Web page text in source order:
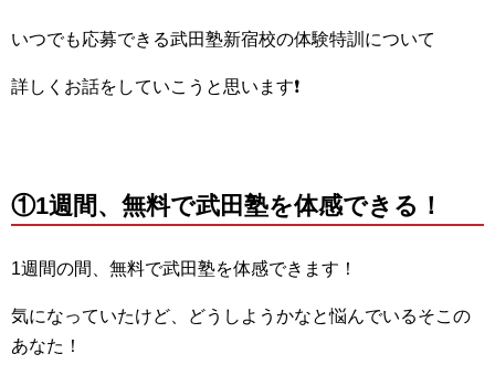
いつでも応募できる武田塾新宿校の体験特訓について
詳しくお話をしていこうと思います❗
①1週間、無料で武田塾を体感できる！
1週間の間、無料で武田塾を体感できます！
気になっていたけど、どうしようかなと悩んでいるそこの
あなた！